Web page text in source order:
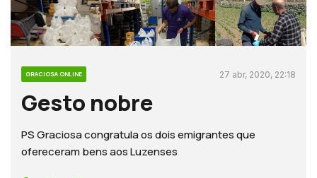
GRACIOSA ONLINE 27 abr, 2020, 22:18
Gesto nobre
PS Graciosa congratula os dois emigrantes que
ofereceram bens aos Luzenses